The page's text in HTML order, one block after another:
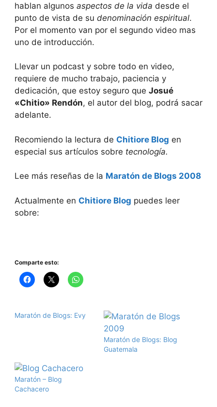
hablan algunos aspectos de la vida desde el
punto de vista de su denominación espiritual.
Por el momento van por el segundo video mas
uno de introducción.
Llevar un podcast y sobre todo en video,
requiere de mucho trabajo, paciencia y
dedicación, que estoy seguro que Josué
«Chitio» Rendón, el autor del blog, podrá sacar
adelante.
Recomiendo la lectura de Chitiore Blog en
especial sus artículos sobre tecnología.
Lee más reseñas de la Maratón de Blogs 2008
Actualmente en Chitiore Blog puedes leer
sobre:
Comparte esto:
Maratón de Blogs: Evy
Maratón de Blogs: Blog
Guatemala
Maratón – Blog
Cachacero